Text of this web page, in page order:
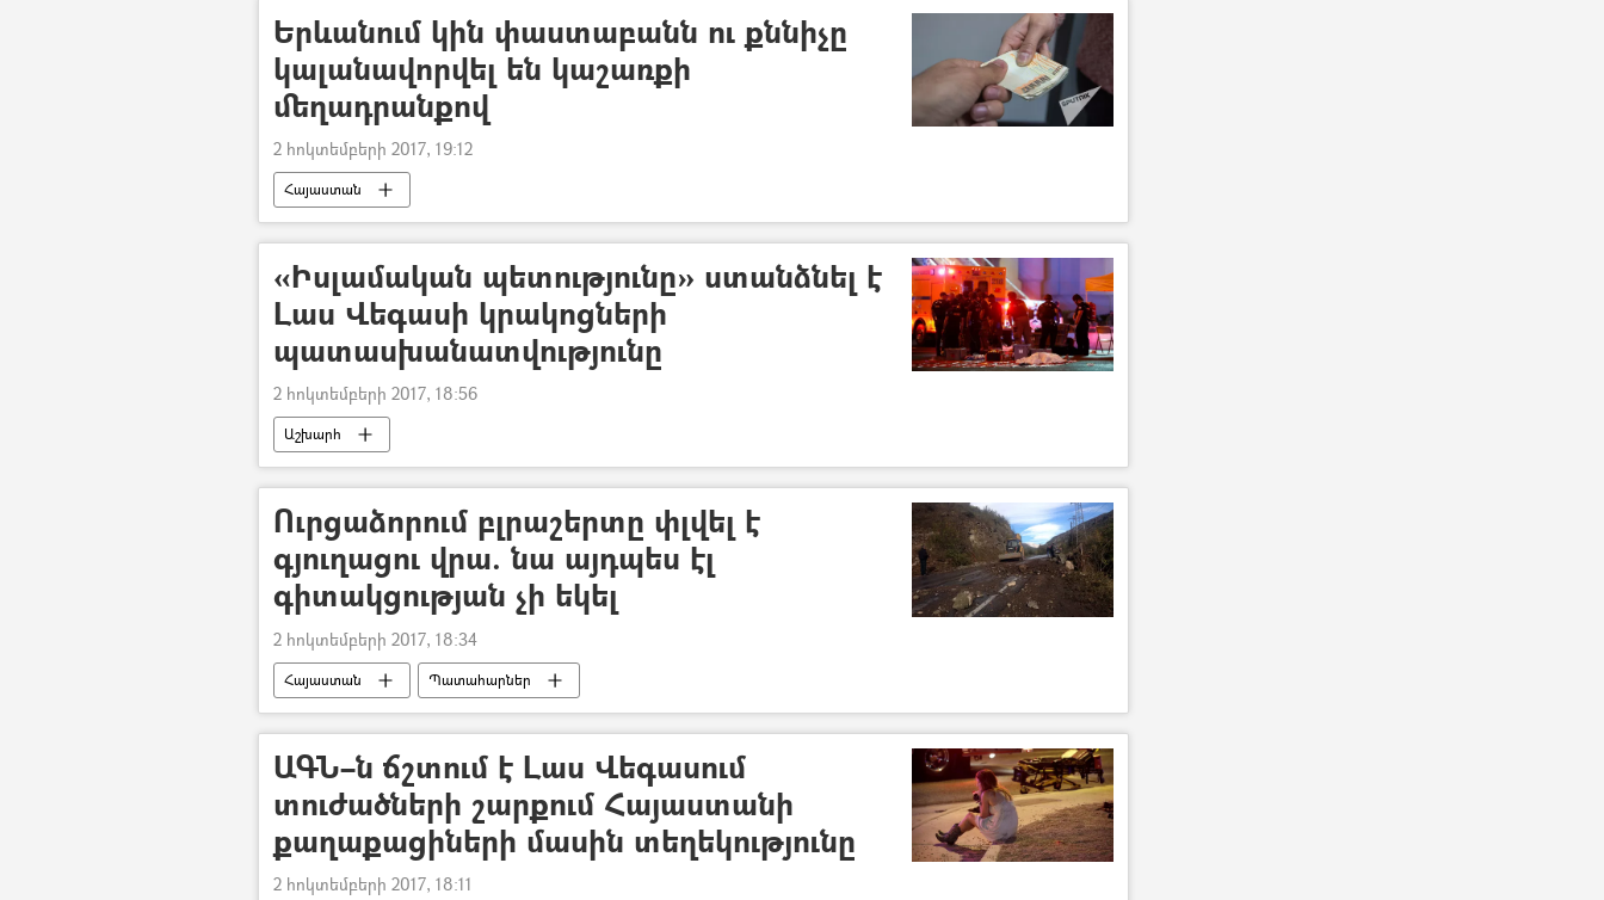
Երևանում կին փաստաբանն ու քննիչը
կալանավորվել են կաշառքի
մեղադրանքով
2 հոկտեմբերի 2017, 19:12
Հայաստան
«Իսլամական պետությունը» ստանձնել է
Լաս Վեգասի կրակոցների
պատասխանատվությունը
2 հոկտեմբերի 2017, 18:56
Աշխարհ
Ուրցաձորում բլրաշերտը փլվել է
գյուղացու վրա. նա այդպես էլ
գիտակցության չի եկել
2 հոկտեմբերի 2017, 18:34
Հայաստան Պատահարներ
ԱԳՆ–ն ճշտում է Լաս Վեգասում
տուժածների շարքում Հայաստանի
քաղաքացիների մասին տեղեկությունը
2 հոկտեմբերի 2017, 18:11